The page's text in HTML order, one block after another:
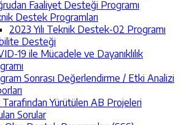
Faaliyet Desteği Programı
Destek Programları
2023 Yılı Teknik Destek-02 Programı
Desteği
19 ile Mücadele ve Dayanıklılık
Sonrası Değerlendirme / Etki Analizi
Tarafından Yürütülen AB Projeleri
Sorular